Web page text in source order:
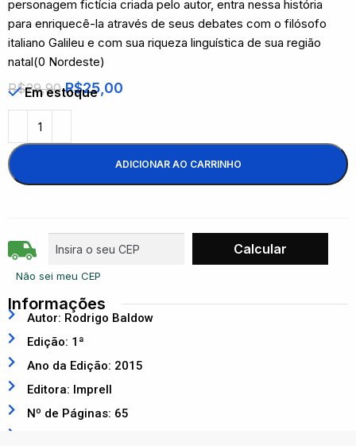
personagem fictícia criada pelo autor, entra nessa história
para enriquecê-la através de seus debates com o filósofo
italiano Galileu e com sua riqueza linguística de sua região
natal(0 Nordeste)
R$29,90 R$25,00
Em estoque
ADICIONAR AO CARRINHO
Não sei meu CEP
Informações
Autor: Rodrigo Baldow
Edição: 1ª
Ano da Edição: 2015
Editora: Imprell
Nº de Páginas: 65